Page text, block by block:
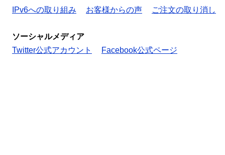
IPv6への取り組み
お客様からの声 ご注文の取り消し
ソーシャルメディア
Twitter公式アカウント
Facebook公式ページ